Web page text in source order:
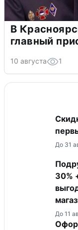
В
главный
10 августа 1
До 31
30%
До 11